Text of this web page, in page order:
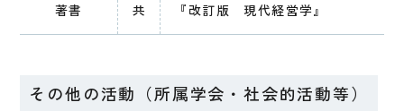
著書 共 『改訂版 現代経営学』
その他の活動（所属学会・社会的活動等）